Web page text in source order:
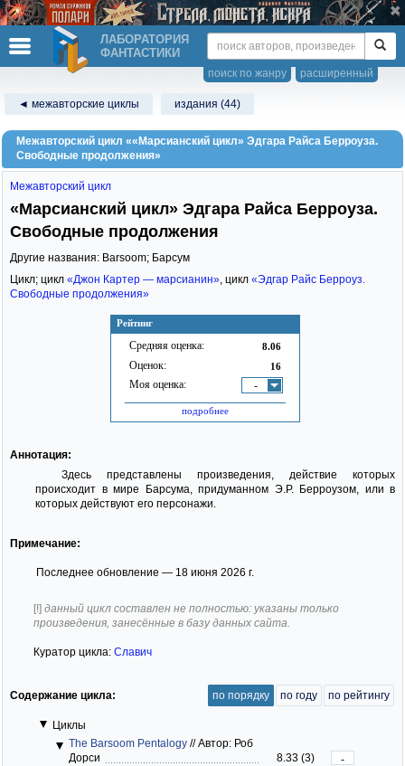
ЛАБОРАТОРИЯ
ФАНТАСТИКИ
расширенный
поиск по жанру
◄ межавторские циклы издания (44)
Межавторский цикл ««Марсианский цикл» Эдгара Райса Берроуза.
Свободные продолжения»
Рейтинг
Средняя оценка: 8.06
Оценок: 16
Моя оценка: -
подробнее
Межавторский цикл
«Марсианский цикл» Эдгара Райса Берроуза.
Свободные продолжения
Другие названия: Barsoom; Барсум
Цикл; цикл «Джон Картер — марсианин», цикл «Эдгар Райс Берроуз.
Свободные продолжения»
Аннотация:
Здесь представлены произведения, действие которых
происходит в мире Барсума, придуманном Э.Р. Берроузом, или в
которых действуют его персонажи.
Примечание:
Последнее обновление — 18 июня 2026 г.
[!] данный цикл составлен не полностью: указаны только
произведения, занесённые в базу данных сайта.
Куратор цикла: Славич
Содержание цикла: по порядку по году по рейтингу
Циклы
The Barsoom Pentalogy //Автор: Роб
Дорси
8.33 (3)
-